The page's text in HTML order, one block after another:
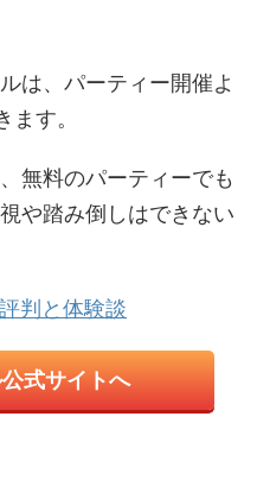
は、パーティー開催よ
す。
無料のパーティーでも
や踏み倒しはできない
判と体験談
式サイトへ